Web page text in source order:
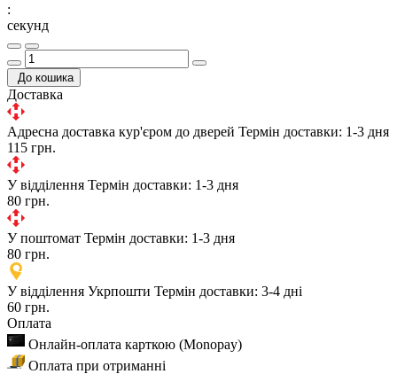
:
секунд
До кошика
Доставка
Адресна доставка кур'єром до дверей Термін доставки: 1-3 дня
115 грн.
У відділення Термін доставки: 1-3 дня
80 грн.
У поштомат Термін доставки: 1-3 дня
80 грн.
У відділення Укрпошти Термін доставки: 3-4 дні
60 грн.
Оплата
Онлайн-оплата карткою (Monopay)
Оплата при отриманні